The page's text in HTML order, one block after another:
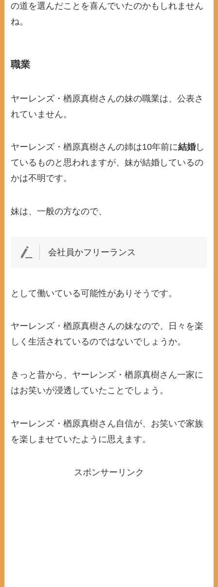
の道を選んだことを喜んでいたのかもしれません
ね。
職業
ヤーレンズ・楢原真樹さんの妹の職業は、公表さ
れていません。
ヤーレンズ・楢原真樹さんの姉は10年前に結婚 し
ているものと思われますが、妹が結婚しているの
かは不明です。
妹は、一般の方なので、
会社員かフリーランス
として働いている可能性がありそうです。
ヤーレンズ・楢原真樹さんの妹なので、日々を楽
しく生活されているのではないでしょうか。
きっと昔から、ヤーレンズ・楢原真樹さん一家に
はお笑いが浸透していたことでしょう。
ヤーレンズ・楢原真樹さん自信が、お笑いで家族
を楽しませていたように思えます。
スポンサーリンク